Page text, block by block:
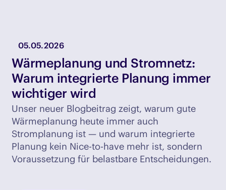
05.05.2026
Wärmeplanung und Stromnetz:
Warum integrierte Planung immer
wichtiger wird
Unser neuer Blogbeitrag zeigt, warum gute
Wärmeplanung heute immer auch
Stromplanung ist — und warum integrierte
Planung kein Nice-to-have mehr ist, sondern
Voraussetzung für belastbare Entscheidungen.